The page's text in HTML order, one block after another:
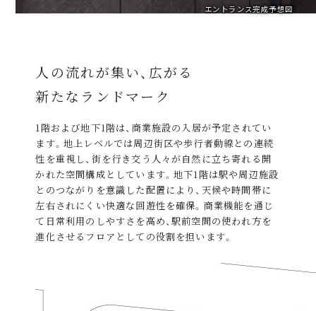
エントランス完成予想図
人の流れが集い、広がる
新たなランドマーク
1階および地下1階は、商業施設の入居が予定されてい
ます。地上レベルでは周辺街区や歩行者動線との連続
性を重視し、街を行き交う人々が自然に立ち寄れる開
かれた空間構成としています。地下1階は駅や周辺施設
とのつながりを意識した配置により、天候や時間帯に
左右されにくい快適な回遊性を確保。商業機能を通じ
て日常利用のしやすさを高め、駅前空間の使われ方を
進化させるフロアとしての役割を担います。